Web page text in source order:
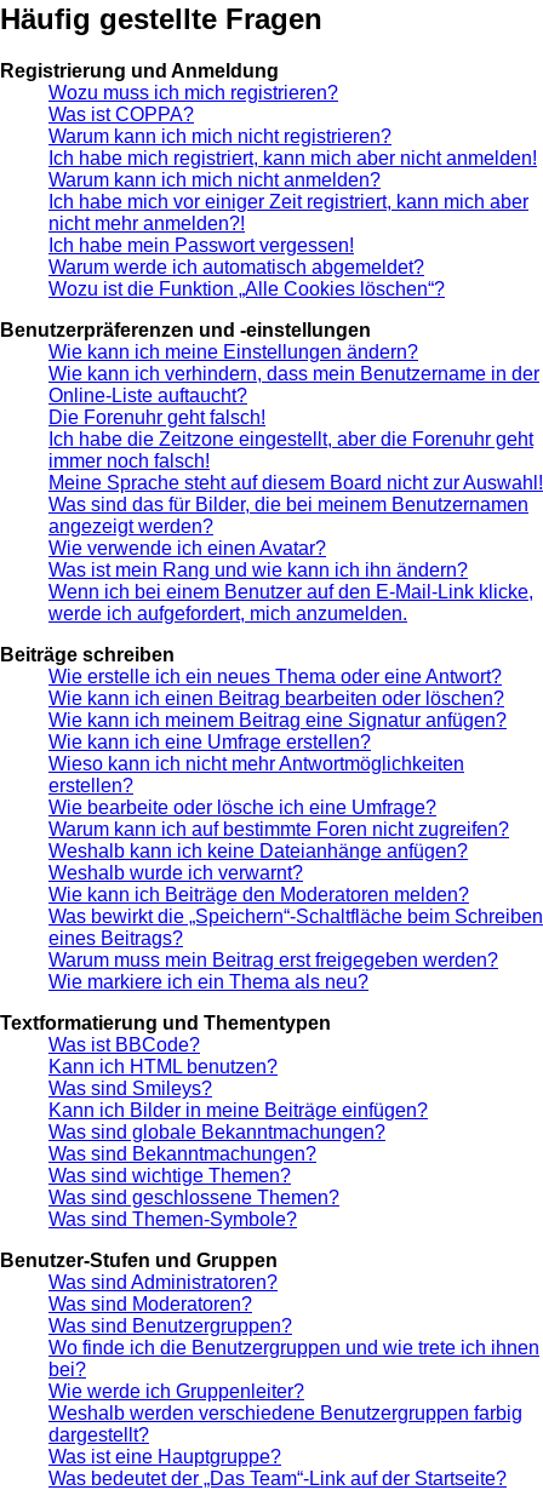
Häufig gestellte Fragen
Registrierung und Anmeldung
Wozu muss ich mich registrieren?
Was ist COPPA?
Warum kann ich mich nicht registrieren?
Ich habe mich registriert, kann mich aber nicht anmelden!
Warum kann ich mich nicht anmelden?
Ich habe mich vor einiger Zeit registriert, kann mich aber
nicht mehr anmelden?!
Ich habe mein Passwort vergessen!
Warum werde ich automatisch abgemeldet?
Wozu ist die Funktion „Alle Cookies löschen“?
Benutzerpräferenzen und -einstellungen
Wie kann ich meine Einstellungen ändern?
Wie kann ich verhindern, dass mein Benutzername in der
Online-Liste auftaucht?
Die Forenuhr geht falsch!
Ich habe die Zeitzone eingestellt, aber die Forenuhr geht
immer noch falsch!
Meine Sprache steht auf diesem Board nicht zur Auswahl!
Was sind das für Bilder, die bei meinem Benutzernamen
angezeigt werden?
Wie verwende ich einen Avatar?
Was ist mein Rang und wie kann ich ihn ändern?
Wenn ich bei einem Benutzer auf den E-Mail-Link klicke,
werde ich aufgefordert, mich anzumelden.
Beiträge schreiben
Wie erstelle ich ein neues Thema oder eine Antwort?
Wie kann ich einen Beitrag bearbeiten oder löschen?
Wie kann ich meinem Beitrag eine Signatur anfügen?
Wie kann ich eine Umfrage erstellen?
Wieso kann ich nicht mehr Antwortmöglichkeiten
erstellen?
Wie bearbeite oder lösche ich eine Umfrage?
Warum kann ich auf bestimmte Foren nicht zugreifen?
Weshalb kann ich keine Dateianhänge anfügen?
Weshalb wurde ich verwarnt?
Wie kann ich Beiträge den Moderatoren melden?
Was bewirkt die „Speichern“-Schaltfläche beim Schreiben
eines Beitrags?
Warum muss mein Beitrag erst freigegeben werden?
Wie markiere ich ein Thema als neu?
Textformatierung und Thementypen
Was ist BBCode?
Kann ich HTML benutzen?
Was sind Smileys?
Kann ich Bilder in meine Beiträge einfügen?
Was sind globale Bekanntmachungen?
Was sind Bekanntmachungen?
Was sind wichtige Themen?
Was sind geschlossene Themen?
Was sind Themen-Symbole?
Benutzer-Stufen und Gruppen
Was sind Administratoren?
Was sind Moderatoren?
Was sind Benutzergruppen?
Wo finde ich die Benutzergruppen und wie trete ich ihnen
bei?
Wie werde ich Gruppenleiter?
Weshalb werden verschiedene Benutzergruppen farbig
dargestellt?
Was ist eine Hauptgruppe?
Was bedeutet der „Das Team“-Link auf der Startseite?